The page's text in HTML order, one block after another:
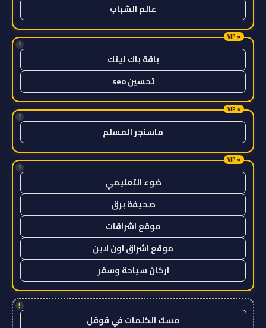
عالم الشباب
!
باقة باك لينك
تحسين seo
!
ماسنجر المسلم
!
ضوء التعليمي
صحيفة برق
موقع اشراقات
موقع اشراق اون لاين
اركان سياحة وسفر
!
مسك الكلمات في قوقل